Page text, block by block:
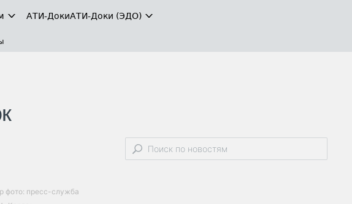
АТИ-ДокиАТИ-Доки (ЭДО)
фото: пресс-служба